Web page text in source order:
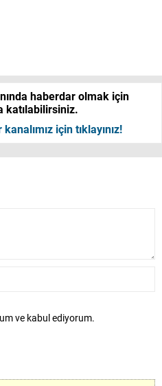
haberdar olmak için
katılabilirsiniz.
için tıklayınız!
ve kabul ediyorum.